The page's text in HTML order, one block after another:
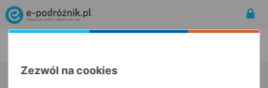
Twardosławice Wodzin Prywatny
Zezwól na cookies